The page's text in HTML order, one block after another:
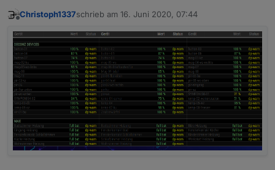
Christoph1337schrieb am 16. Juni 2020, 07:44
zuletzt editiert von